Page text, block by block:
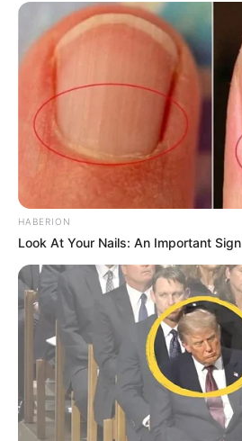
HABERION
Look At Your Nails: An Important Sign